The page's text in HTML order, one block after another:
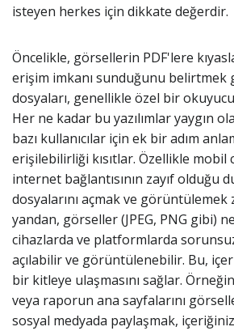
isteyen herkes için dikkate değerdir.
Öncelikle, görsellerin PDF'lere
erişim imkanı sunduğunu belirtmek
dosyaları, genellikle özel bir okuyucu
Her ne kadar bu yazılımlar yaygın
bazı kullanıcılar için ek bir adım
erişilebilirliği kısıtlar. Özellikle mobil
internet bağlantısının zayıf olduğu
dosyalarını açmak ve
yandan, görseller (JPEG, PNG gibi)
cihazlarda ve platformlarda
açılabilir ve görüntülenebilir. Bu,
bir kitleye ulaşmasını sağlar.
veya raporun ana sayfalarını
sosyal medyada paylaşmak,